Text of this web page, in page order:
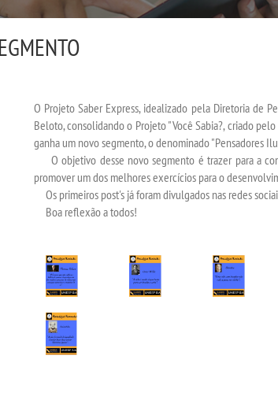
O Projeto Saber Express, idealizado pela Diretoria de
Beloto, consolidando o Projeto "Você Sabia?, criado
ganha um novo segmento, o denominado "Pensadores
O objetivo desse novo segmento é trazer para a
promover um dos melhores exercícios para o
Os primeiros post's já foram divulgados nas redes
Boa reflexão a todos!